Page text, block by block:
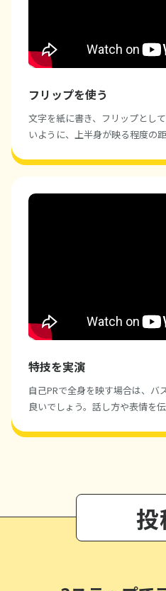
フリップを使う
文字を紙に書き、フリップとし
いように、上半身が映る程度の
特技を実演
自己PRで全身を映す場合は、バ
良いでしょう。話し方や表情を
投